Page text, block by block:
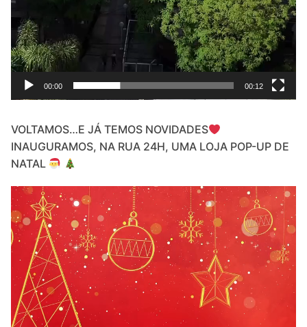
00:00 00:12
VOLTAMOS…E JÁ TEMOS NOVIDADES
INAUGURAMOS, NA RUA 24H, UMA LOJA POP-UP DE
NATAL
Video
Player